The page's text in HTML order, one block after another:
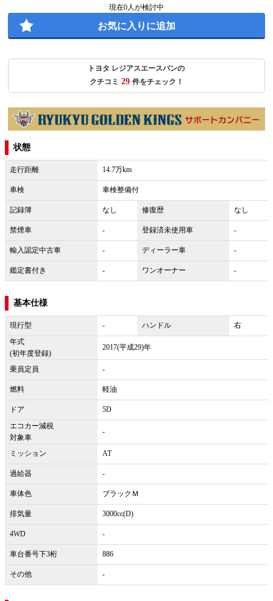
現在0人が検討中
お気に入りに追加
トヨタ レジアスエースバンの
クチコミ 29 件をチェック！
状態
走行距離 14.7万km
車検 車検整備付
記録簿 なし 修復歴 なし
禁煙車 - 登録済未使用車 -
輸入認定中古車 - ディーラー車 -
鑑定書付き - ワンオーナー -
基本仕様
現行型 - ハンドル
右
年式
(初年度登録)
2017(平成29)年
乗員定員 -
燃料 軽油
ドア
5D
エコカー減税
対象車
-
ミッション AT
過給器 -
車体色 ブラックＭ
排気量 3000cc(D)
4WD -
車台番号下3桁 886
その他 -